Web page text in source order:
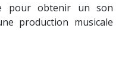
pour obtenir un son
production musicale